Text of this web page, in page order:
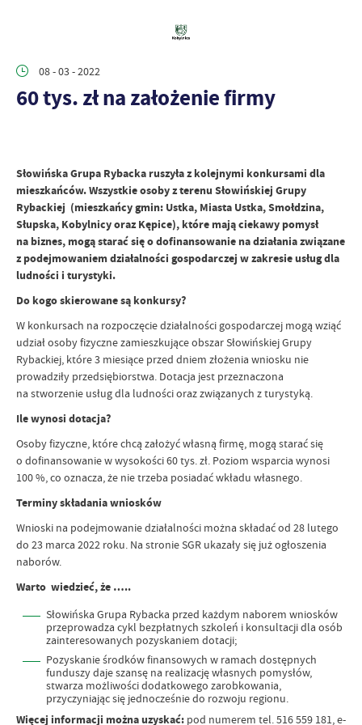
08 - 03 - 2022
60 tys. zł na założenie firmy
Słowińska Grupa Rybacka ruszyła z kolejnymi konkursami dla
mieszkańców. Wszystkie osoby z terenu Słowińskiej Grupy
Rybackiej (mieszkańcy gmin: Ustka, Miasta Ustka, Smołdzina,
Słupska, Kobylnicy oraz Kępice), które mają ciekawy pomysł
na biznes, mogą starać się o dofinansowanie na działania związane
z podejmowaniem działalności gospodarczej w zakresie usług dla
ludności i turystyki.
Do kogo skierowane są konkursy?
W konkursach na rozpoczęcie działalności gospodarczej mogą wziąć
udział osoby fizyczne zamieszkujące obszar Słowińskiej Grupy
Rybackiej, które 3 miesiące przed dniem złożenia wniosku nie
prowadziły przedsiębiorstwa. Dotacja jest przeznaczona
na stworzenie usług dla ludności oraz związanych z turystyką.
Ile wynosi dotacja?
Osoby fizyczne, które chcą założyć własną firmę, mogą starać się
o dofinansowanie w wysokości 60 tys. zł. Poziom wsparcia wynosi
100 %, co oznacza, że nie trzeba posiadać wkładu własnego.
Terminy składania wniosków
Wnioski na podejmowanie działalności można składać od 28 lutego
do 23 marca 2022 roku. Na stronie SGR ukazały się już ogłoszenia
naborów.
Warto wiedzieć, że …..
Słowińska Grupa Rybacka przed każdym naborem wniosków
przeprowadza cykl bezpłatnych szkoleń i konsultacji dla osób
zainteresowanych pozyskaniem dotacji;
Pozyskanie środków finansowych w ramach dostępnych
funduszy daje szansę na realizację własnych pomysłów,
stwarza możliwości dodatkowego zarobkowania,
przyczyniając się jednocześnie do rozwoju regionu.
Więcej informacji można uzyskać: pod numerem tel. 516 559 181, e-